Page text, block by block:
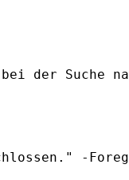
der Suche
-